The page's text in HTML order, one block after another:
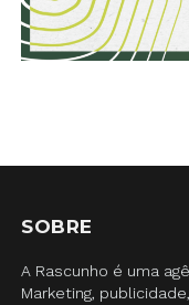
SOBRE
A Rascunho é uma
Marketing,